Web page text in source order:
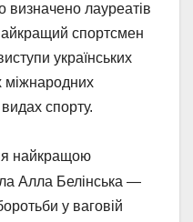
визначено лауреатів
спортсмен
українських
міжнародних
спорту.
найкращою
Алла Белінська —
у ваговій